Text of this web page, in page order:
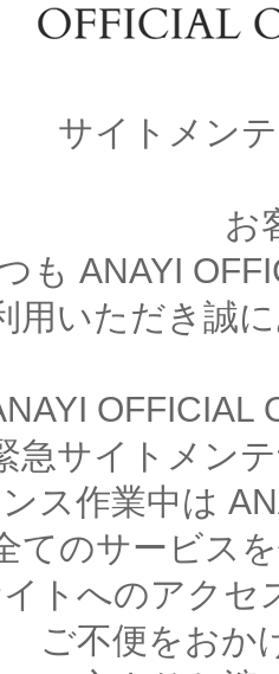
サイトメン
お
も ANAYI
用いただき誠
OFFICIAL
急サイトメン
ス作業中は
てのサービス
トへのアクセ
ご不便をおか